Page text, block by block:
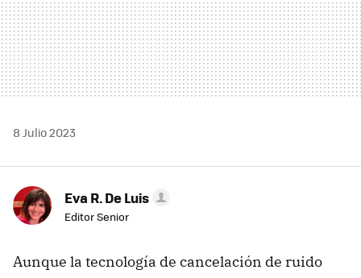
8 Julio 2023
Eva R. De Luis
Editor Senior
Aunque la tecnología de cancelación de ruido